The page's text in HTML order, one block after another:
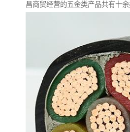
昌商贸经营的五金类产品共有十余